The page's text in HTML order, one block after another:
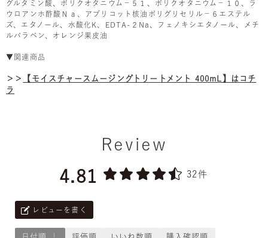
グルタミン酸、ポリクオタニウム－５１、ポリクオタニウム－１０、ラ
ウロアンホ酢酸Ｎａ、アプリコット核油ポリグリセリル－６エステル
ズ、エタノール、水酸化K、EDTA-２Na、フェノキシエタノール、メチ
ルパラベン、オレンジ果皮油
▼関連商品
＞＞
【モイスチャースムージングトリートメント 400mL】はコチ
ラ
Review
4.81 32件
レビューを書く